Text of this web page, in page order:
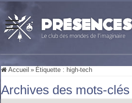
Accueil » Étiquette : high-tech
Archives des mots-clés